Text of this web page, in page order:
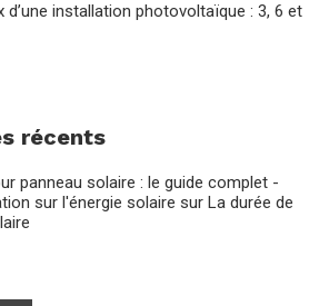
d’une installation photovoltaïque : 3, 6 et
récents
panneau solaire : le guide complet -
sur l'énergie solaire sur La durée de